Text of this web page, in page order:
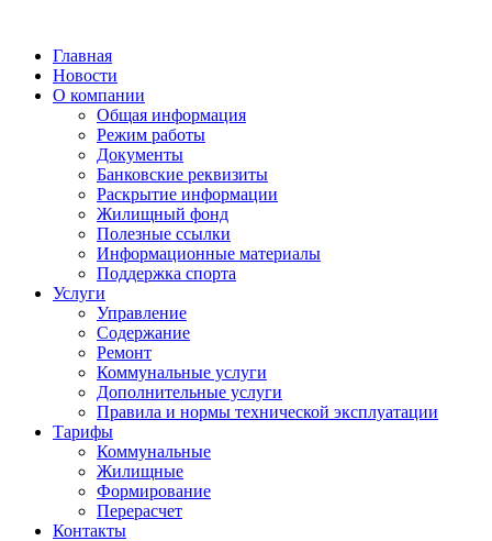
Главная
Новости
О компании
Общая информация
Режим работы
Документы
Банковские реквизиты
Раскрытие информации
Жилищный фонд
Полезные ссылки
Информационные материалы
Поддержка спорта
Услуги
Управление
Содержание
Ремонт
Коммунальные услуги
Дополнительные услуги
Правила и нормы технической эксплуатации
Тарифы
Коммунальные
Жилищные
Формирование
Перерасчет
Контакты